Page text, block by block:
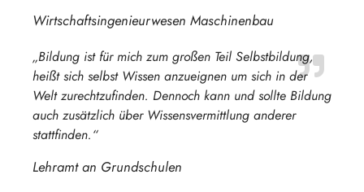
Wirtschaftsingenieurwesen Maschinenbau
„Bildung ist für mich zum großen Teil Selbstbildung,
heißt sich selbst Wissen anzueignen um sich in der
Welt zurechtzufinden. Dennoch kann und sollte Bildung
auch zusätzlich über Wissensvermittlung anderer
stattfinden.“
Lehramt an Grundschulen